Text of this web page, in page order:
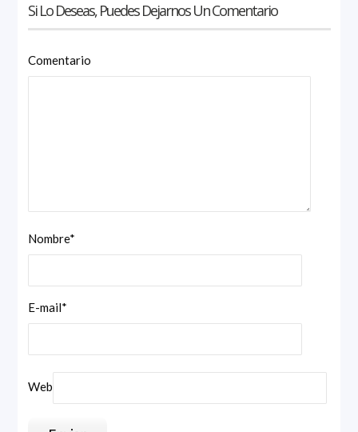
Si Lo Deseas, Puedes Dejarnos Un Comentario
Comentario
Nombre*
E-mail*
Web